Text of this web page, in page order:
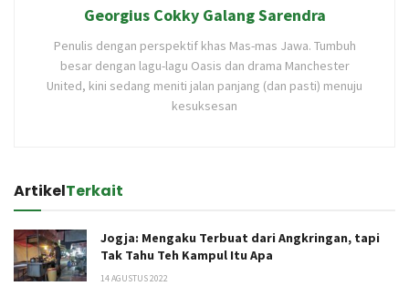
Georgius Cokky Galang Sarendra
Penulis dengan perspektif khas Mas-mas Jawa. Tumbuh
besar dengan lagu-lagu Oasis dan drama Manchester
United, kini sedang meniti jalan panjang (dan pasti) menuju
kesuksesan
ArtikelTerkait
Jogja: Mengaku Terbuat dari Angkringan, tapi
Tak Tahu Teh Kampul Itu Apa
14 AGUSTUS 2022